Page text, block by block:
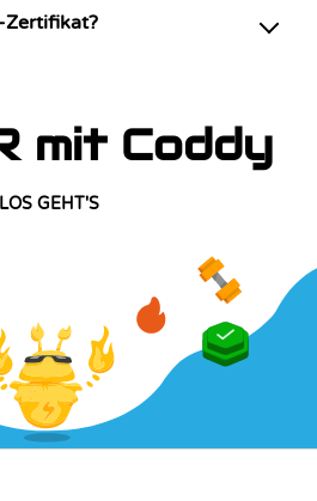
Zertifikat?
mit Coddy
LOS GEHT'S